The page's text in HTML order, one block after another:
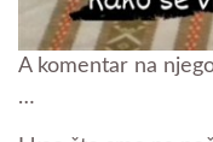
A komentar na
…